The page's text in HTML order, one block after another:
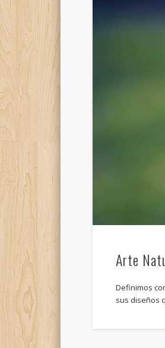
Arte
Definimos
sus diseños